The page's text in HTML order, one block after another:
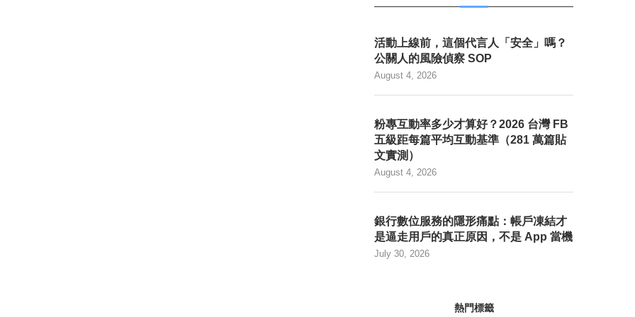
活動上線前，這個代言人「安全」嗎？
公關人的風險偵察 SOP
August 4, 2026
粉專互動率多少才算好？2026 台灣 FB
五級距每篇平均互動基準（281 萬篇貼
文實測）
August 4, 2026
銀行數位服務的隱形痛點：帳戶凍結才
是逼走用戶的真正原因，不是 App 當機
July 30, 2026
熱門標籤